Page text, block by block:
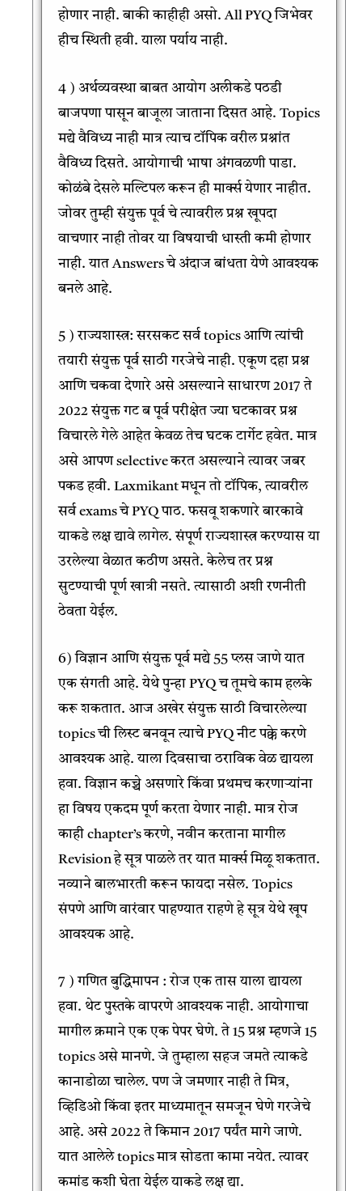
होणार नाही. बाकी काहीही असो. All PYQ जिभेवर
हीच स्थिती हवी. याला पर्याय नाही.
4 ) अर्थव्यवस्था बाबत आयोग अलीकडे पठडी
बाजपणा पासून बाजूला जाताना दिसत आहे. Topics
मद्ये वैविध्य नाही मात्र त्याच टॉपिक वरील प्रश्नांत
वैविध्य दिसते. आयोगाची भाषा अंगवळणी पाडा.
कोळंबे देसले मल्टिपल करून ही मार्क्स येणार नाहीत.
जोवर तुम्ही संयुक्त पूर्व चे त्यावरील प्रश्न खूपदा
वाचणार नाही तोवर या विषयाची धास्ती कमी होणार
नाही. यात Answers चे अंदाज बांधता येणे आवश्यक
बनले आहे.
5 ) राज्यशास्त्र: सरसकट सर्व topics आणि त्यांची
तयारी संयुक्त पूर्व साठी गरजेचे नाही. एकूण दहा प्रश्न
आणि चकवा देणारे असे असल्याने साधारण 2017 ते
2022 संयुक्त गट ब पूर्व परीक्षेत ज्या घटकावर प्रश्न
विचारले गेले आहेत केवळ तेच घटक टार्गेट हवेत. मात्र
असे आपण selective करत असल्याने त्यावर जबर
पकड हवी. Laxmikant मधून तो टॉपिक, त्यावरील
सर्व exams चे PYQ पाठ. फसवू शकणारे बारकावे
याकडे लक्ष द्यावे लागेल. संपूर्ण राज्यशास्त्र करण्यास या
उरलेल्या वेळात कठीण असते. केलेच तर प्रश्न
सुटण्याची पूर्ण खात्री नसते. त्यासाठी अशी रणनीती
ठेवता येईल.
6) विज्ञान आणि संयुक्त पूर्व मद्ये 55 प्लस जाणे यात
एक संगती आहे. येथे पुन्हा PYQ च तूमचे काम हलके
करू शकतात. आज अखेर संयुक्त साठी विचारलेल्या
topics ची लिस्ट बनवून त्याचे PYQ नीट पक्के करणे
आवश्यक आहे. याला दिवसाचा ठराविक वेळ द्यायला
हवा. विज्ञान कच्चे असणारे किंवा प्रथमच करणाऱ्यांना
हा विषय एकदम पूर्ण करता येणार नाही. मात्र रोज
काही chapter’s करणे, नवीन करताना मागील
Revision हे सूत्र पाळले तर यात मार्क्स मिळू शकतात.
नव्याने बालभारती करून फायदा नसेल. Topics
संपणे आणि वारंवार पाहण्यात राहणे हे सूत्र येथे खूप
आवश्यक आहे.
7 ) गणित बुद्धिमापन : रोज एक तास याला द्यायला
हवा. थेट पुस्तके वापरणे आवश्यक नाही. आयोगाचा
मागील क्रमाने एक एक पेपर घेणे. ते 15 प्रश्न म्हणजे 15
topics असे मानणे. जे तुम्हाला सहज जमते त्याकडे
कानाडोळा चालेल. पण जे जमणार नाही ते मित्र,
व्हिडिओ किंवा इतर माध्यमातून समजून घेणे गरजेचे
आहे. असे 2022 ते किमान 2017 पर्यंत मागे जाणे.
यात आलेले topics मात्र सोडता कामा नयेत. त्यावर
कमांड कशी घेता येईल याकडे लक्ष द्या.